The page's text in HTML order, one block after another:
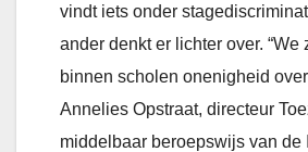
vindt iets onder
ander denkt er lichter over. “We
binnen scholen onenigheid
Annelies Opstraat, directeur
middelbaar beroepswijs van de